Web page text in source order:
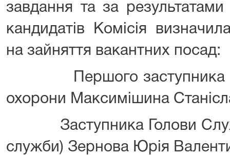
завдання та за
кандидатів Комісія
на зайняття вакантних посад:
Першого заступника
охорони Максимішина
Заступника Голови
служби) Зернова Юрія